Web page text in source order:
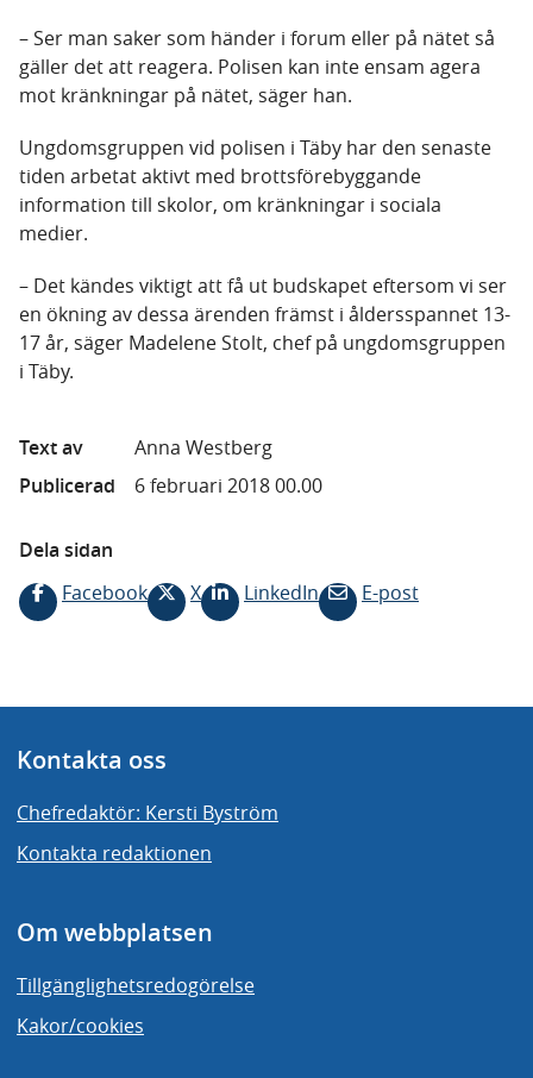
– Ser man saker som händer i forum eller på nätet så
gäller det att reagera. Polisen kan inte ensam agera
mot kränkningar på nätet, säger han.
Ungdomsgruppen vid polisen i Täby har den senaste
tiden arbetat aktivt med brottsförebyggande
information till skolor, om kränkningar i sociala
medier.
– Det kändes viktigt att få ut budskapet eftersom vi ser
en ökning av dessa ärenden främst i åldersspannet 13-
17 år, säger Madelene Stolt, chef på ungdomsgruppen
i Täby.
Text av
Anna Westberg
Publicerad
6 februari 2018 00.00
Dela sidan
Facebook
X LinkedIn E-post
Kontakta oss
Chefredaktör: Kersti Byström
Kontakta redaktionen
Om webbplatsen
Tillgänglighetsredogörelse
Kakor/cookies